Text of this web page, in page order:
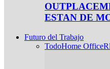
ESTAN DE
Futuro del Trabajo
TodoHome Office